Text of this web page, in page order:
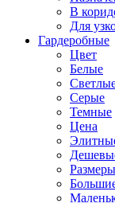
В
Для
Гардеробные
Цвет
Белые
Серые
Темные
Цена
Размеры